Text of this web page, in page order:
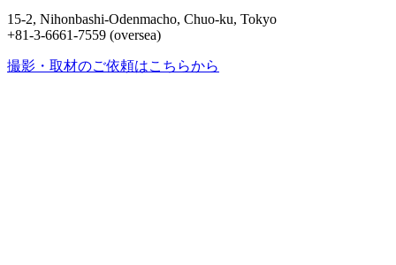
15-2, Nihonbashi-Odenmacho, Chuo-ku, Tokyo
+81-3-6661-7559 (oversea)
撮影・取材のご依頼はこちらから